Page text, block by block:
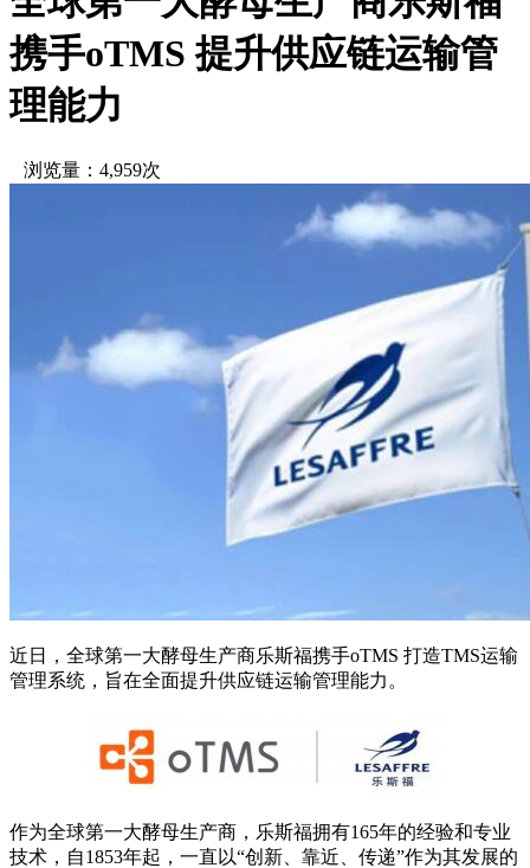
携手oTMS 提升供应链运输管
理能力
浏览量：4,959次
近日，全球第一大酵母生产商乐斯福携手oTMS 打造TMS运输
管理系统，旨在全面提升供应链运输管理能力。
作为全球第一大酵母生产商，乐斯福拥有165年的经验和专业
技术，自1853年起，一直以“创新、靠近、传递”作为其发展的